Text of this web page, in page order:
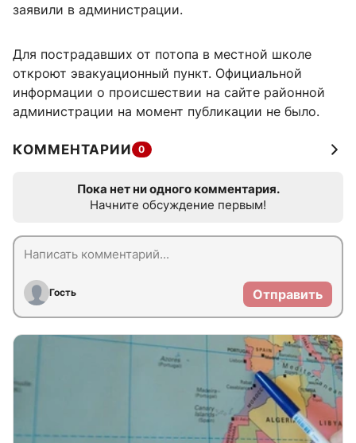
заявили в администрации.
Для пострадавших от потопа в местной школе
откроют эвакуационный пункт. Официальной
информации о происшествии на сайте районной
администрации на момент публикации не было.
КОММЕНТАРИИ 0
Пока нет ни одного комментария.
Начните обсуждение первым!
Гость Отправить